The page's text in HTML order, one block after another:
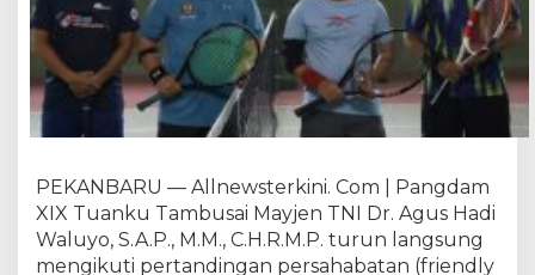
m
b
u
s
i
a
P
E
PEKANBARU — Allnewsterkini. Com | Pangdam
XIX Tuanku Tambusai Mayjen TNI Dr. Agus Hadi
Waluyo, S.A.P., M.M., C.H.R.M.P. turun langsung
mengikuti pertandingan persahabatan (friendly